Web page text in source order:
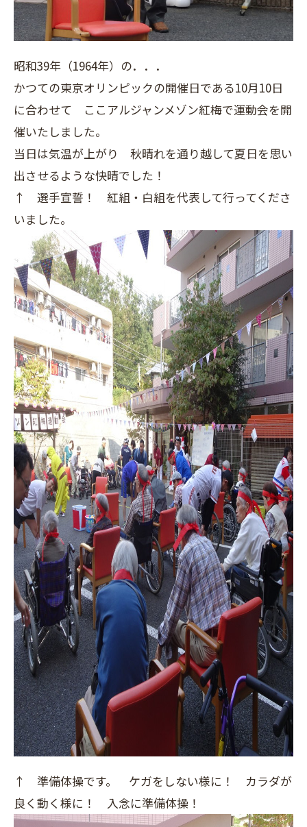
昭和39年（1964年）の．．．
かつての東京オリンピックの開催日である10月10日
に合わせて ここアルジャンメゾン紅梅で運動会を開
催いたしました。
当日は気温が上がり 秋晴れを通り越して夏日を思い
出させるような快晴でした！
↑ 選手宣誓！ 紅組・白組を代表して行ってくださ
いました。
↑ 準備体操です。 ケガをしない様に！ カラダが
良く動く様に！ 入念に準備体操！